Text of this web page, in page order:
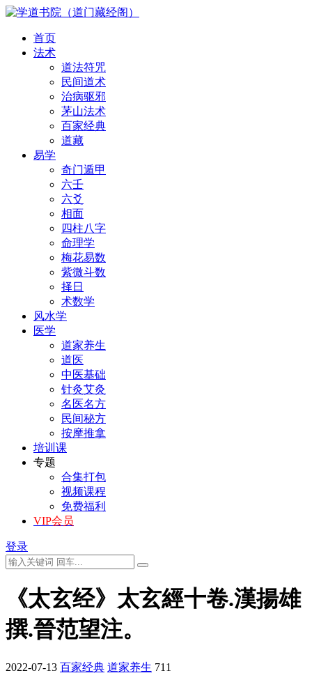
首页
法术
道法符咒
民间道术
治病驱邪
茅山法术
百家经典
道藏
易学
奇门遁甲
六壬
六爻
相面
四柱八字
命理学
梅花易数
紫微斗数
择日
术数学
风水学
医学
道家养生
道医
中医基础
针灸艾灸
名医名方
民间秘方
按摩推拿
培训课
专题
合集打包
视频课程
免费福利
VIP会员
登录
《太玄经》太玄經十卷.漢揚雄
撰.晉范望注。
2022-07-13 百家经典 道家养生 711